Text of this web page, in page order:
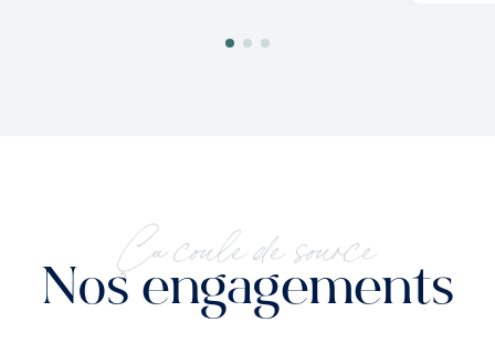
Ça coule de source
Nos engagements